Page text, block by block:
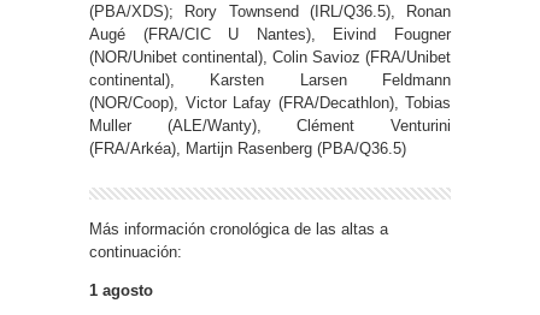
(PBA/XDS); Rory Townsend (IRL/Q36.5), Ronan
Augé (FRA/CIC U Nantes), Eivind Fougner
(NOR/Unibet continental), Colin Savioz (FRA/Unibet
continental), Karsten Larsen Feldmann
(NOR/Coop), Victor Lafay (FRA/Decathlon), Tobias
Muller (ALE/Wanty), Clément Venturini
(FRA/Arkéa), Martijn Rasenberg (PBA/Q36.5)
Más información cronológica de las altas a
continuación:
1 agosto